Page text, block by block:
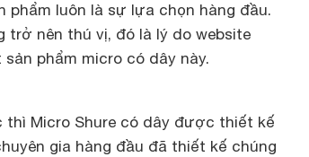
phẩm luôn là sự lựa chọn hàng đầu.
trở nên thú vị, đó là lý do website
phẩm micro có dây này.
Micro Shure có dây được thiết kế
gia hàng đầu đã thiết kế chúng